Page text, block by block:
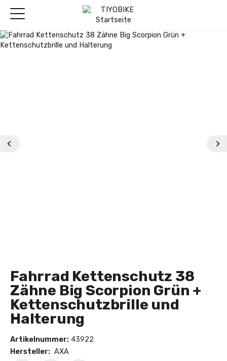
Fahrrad Kettenschutz 38
Zähne Big Scorpion Grün +
Kettenschutzbrille und
Halterung
Artikelnummer: 43922
Hersteller: AXA